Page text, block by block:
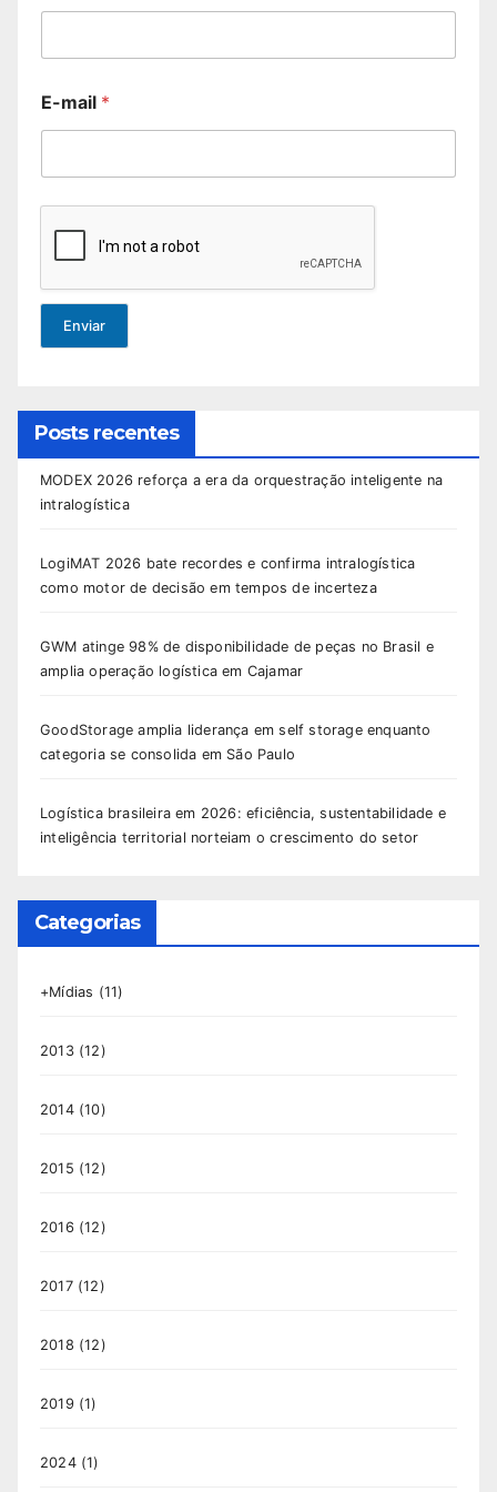
E-mail *
Enviar
Posts recentes
MODEX 2026 reforça a era da orquestração inteligente na
intralogística
LogiMAT 2026 bate recordes e confirma intralogística
como motor de decisão em tempos de incerteza
GWM atinge 98% de disponibilidade de peças no Brasil e
amplia operação logística em Cajamar
GoodStorage amplia liderança em self storage enquanto
categoria se consolida em São Paulo
Logística brasileira em 2026: eficiência, sustentabilidade e
inteligência territorial norteiam o crescimento do setor
Categorias
+Mídias (11)
2013(12)
2014(10)
2015 (12)
2016 (12)
2017(12)
2018 (12)
2019 (1)
2024(1)